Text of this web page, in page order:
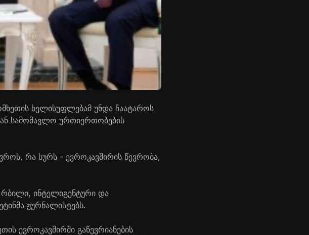
ხელისუფლებამ უნდა ჩაატაროს
სამომავლო ურთიერთობების
რა სურს - ევროკავშირის წევრობა,
რბილი, ინტელიგენტური და
ჟურნალისტებს.
ევროკავშირში გაწევრიანების